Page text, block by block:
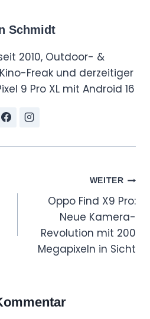
逐
形
成
～
【
拆
微
i
Schmidt
2010, Outdoor- &
Freak und derzeitiger
9 Pro XL mit Android 16
WEITER
Oppo Find X9 Pro:
Neue Kamera-
Revolution mit 200
Megapixeln in Sicht